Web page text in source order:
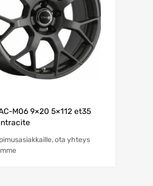
M06 9×20 5×112 et35
ota yhteys